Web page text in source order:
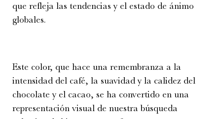
que refleja las tendencias y el estado de ánimo
globales.
Este color, que hace una remembranza a la
intensidad del café, la suavidad y la calidez del
chocolate y el cacao, se ha convertido en una
representación visual de nuestra búsqueda